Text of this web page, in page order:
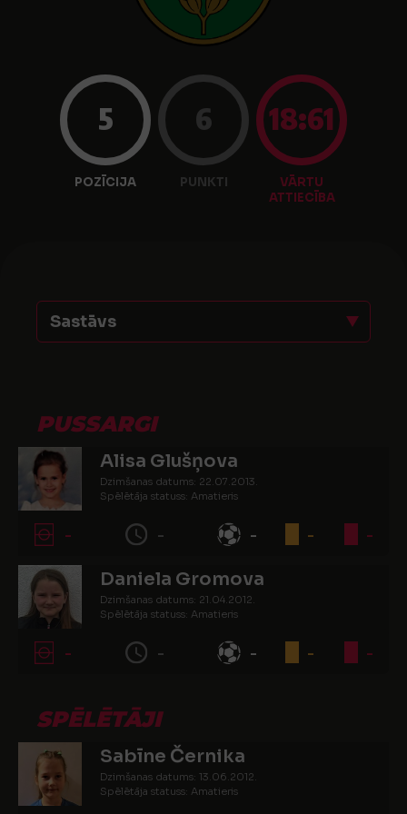
5
POZĪCIJA
6
PUNKTI
18:61
VĀRTU
ATTIECĪBA
Sastāvs
PUSSARGI
Alisa Glušņova
Dzimšanas datums: 22.07.2013.
Spēlētāja statuss: Amatieris
- - - - -
Daniela Gromova
Dzimšanas datums: 21.04.2012.
Spēlētāja statuss: Amatieris
- - - - -
SPĒLĒTĀJI
Sabīne Černika
Dzimšanas datums: 13.06.2012.
Spēlētāja statuss: Amatieris